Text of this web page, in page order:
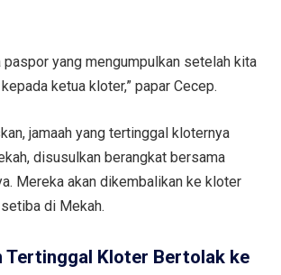
paspor yang mengumpulkan setelah kita
ketua kloter,” papar Cecep.
jamaah yang tertinggal kloternya
disusulkan berangkat bersama
Mereka akan dikembalikan ke kloter
di Mekah.
Tertinggal Kloter Bertolak ke